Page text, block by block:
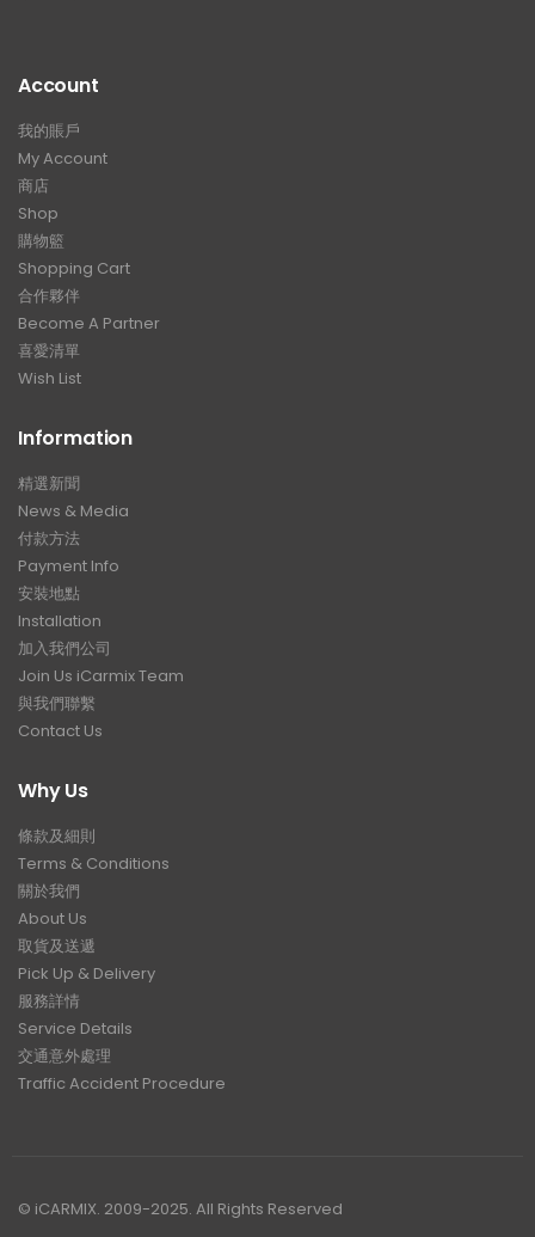
Account
我的賬戶
My Account
商店
Shop
購物籃
Shopping Cart
合作夥伴
Become A Partner
喜愛清單
Wish List
Information
精選新聞
News & Media
付款方法
Payment Info
安裝地點
Installation
加入我們公司
Join Us iCarmix Team
與我們聯繫
Contact Us
Why Us
條款及細則
Terms & Conditions
關於我們
About Us
取貨及送遞
Pick Up & Delivery
服務詳情
Service Details
交通意外處理
Traffic Accident Procedure
© iCARMIX. 2009-2025. All Rights Reserved